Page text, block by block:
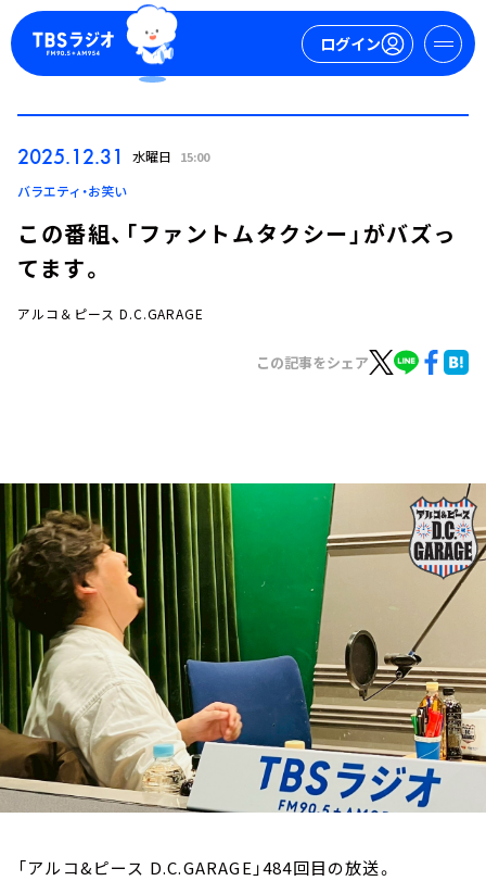
ログイン
ログイン
お知らせ
イベント・グッズ
YouTube
会社情報
2025.12.31 水曜日 15:00
バラエティ・お笑い
この番組、「ファントムタクシー」がバズっ
てます。
アルコ＆ピース D.C.GARAGE
この記事をシェア
「アルコ&ピース D.C.GARAGE」484回目の放送。